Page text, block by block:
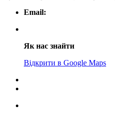
Email:
Як нас знайти
Відкрити в Google Maps